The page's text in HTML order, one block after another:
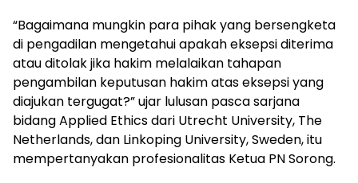
“Bagaimana mungkin para pihak yang bersengketa
di pengadilan mengetahui apakah eksepsi diterima
atau ditolak jika hakim melalaikan tahapan
pengambilan keputusan hakim atas eksepsi yang
diajukan tergugat?” ujar lulusan pasca sarjana
bidang Applied Ethics dari Utrecht University, The
Netherlands, dan Linkoping University, Sweden, itu
mempertanyakan profesionalitas Ketua PN Sorong.